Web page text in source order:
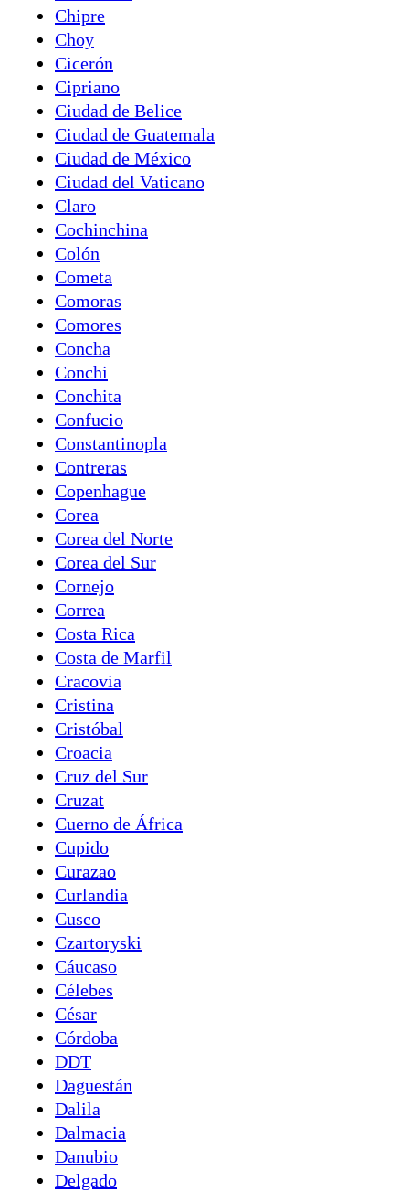
Chipre
Choy
Cicerón
Cipriano
Ciudad de Belice
Ciudad de Guatemala
Ciudad de México
Ciudad del Vaticano
Claro
Cochinchina
Colón
Cometa
Comoras
Comores
Concha
Conchi
Conchita
Confucio
Constantinopla
Contreras
Copenhague
Corea
Corea del Norte
Corea del Sur
Cornejo
Correa
Costa Rica
Costa de Marfil
Cracovia
Cristina
Cristóbal
Croacia
Cruz del Sur
Cruzat
Cuerno de África
Cupido
Curazao
Curlandia
Cusco
Czartoryski
Cáucaso
Célebes
César
Córdoba
DDT
Daguestán
Dalila
Dalmacia
Danubio
Delgado